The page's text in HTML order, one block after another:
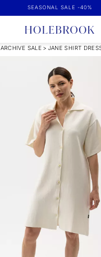
SEASONAL SALE -40%
ARCHIVE SALE > JANE SHIRT